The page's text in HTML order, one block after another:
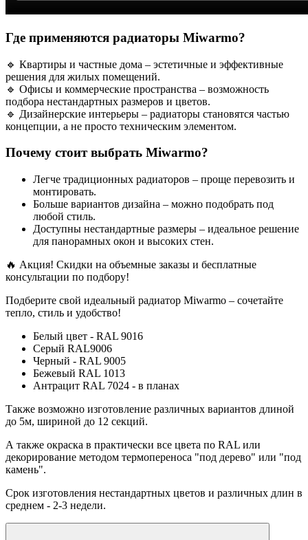
Где применяются радиаторы Miwarmo?
🔹 Квартиры и частные дома – эстетичные и эффективные
решения для жилых помещений.
🔹 Офисы и коммерческие пространства – возможность
подбора нестандартных размеров и цветов.
🔹 Дизайнерские интерьеры – радиаторы становятся частью
концепции, а не просто техническим элементом.
Почему стоит выбрать Miwarmo?
Легче традиционных радиаторов – проще перевозить и
монтировать.
Больше вариантов дизайна – можно подобрать под
любой стиль.
Доступны нестандартные размеры – идеальное решение
для панорамных окон и высоких стен.
🔥 Акция! Скидки на объемные заказы и бесплатные
консультации по подбору!
Подберите свой идеальный радиатор Miwarmo – сочетайте
тепло, стиль и удобство!
Белый цвет - RAL 9016
Серый RAL9006
Черный - RAL 9005
Бежевый RAL 1013
Антрацит RAL 7024 - в планах
Также возможно изготовление различных вариантов длиной
до 5м, шириной до 12 секций.
А также окраска в практически все цвета по RAL или
декорирование методом термопереноса "под дерево" или "под
камень".
Срок изготовления нестандартных цветов и различных длин в
среднем - 2-3 недели.